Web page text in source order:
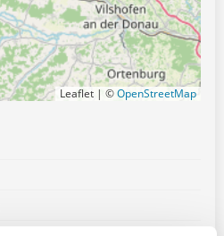
Leaflet | ©OpenStreetMap